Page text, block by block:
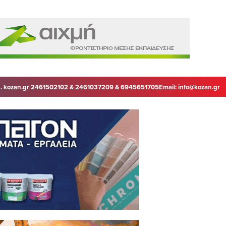
kozan.gr 2461502102 & 2461037209 & 6945651705Email:info@kozan.gr